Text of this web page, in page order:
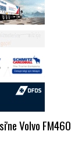
Volvo FM460